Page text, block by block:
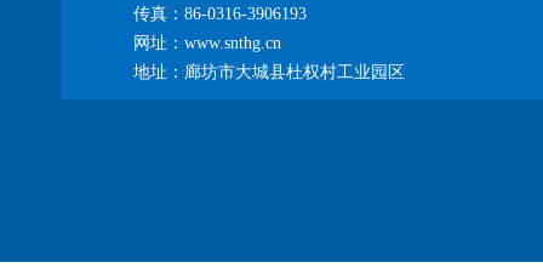
传真：86-0316-3906193
网址：www.snthg.cn
地址：廊坊市大城县杜权村工业园区